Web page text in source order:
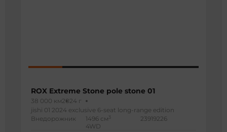
ROX Extreme Stone pole stone 01
38 000 км2024 г
jishi 01 2024 exclusive 6-seat long-range edition
Внедорожник
1496 см 3
4WD
23919226